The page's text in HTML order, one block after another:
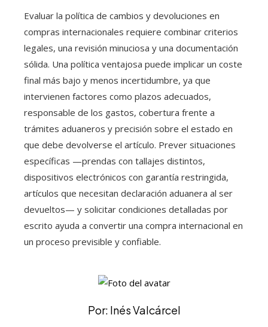
Evaluar la política de cambios y devoluciones en
compras internacionales requiere combinar criterios
legales, una revisión minuciosa y una documentación
sólida. Una política ventajosa puede implicar un coste
final más bajo y menos incertidumbre, ya que
intervienen factores como plazos adecuados,
responsable de los gastos, cobertura frente a
trámites aduaneros y precisión sobre el estado en
que debe devolverse el artículo. Prever situaciones
específicas —prendas con tallajes distintos,
dispositivos electrónicos con garantía restringida,
artículos que necesitan declaración aduanera al ser
devueltos— y solicitar condiciones detalladas por
escrito ayuda a convertir una compra internacional en
un proceso previsible y confiable.
Por: Inés Valcárcel